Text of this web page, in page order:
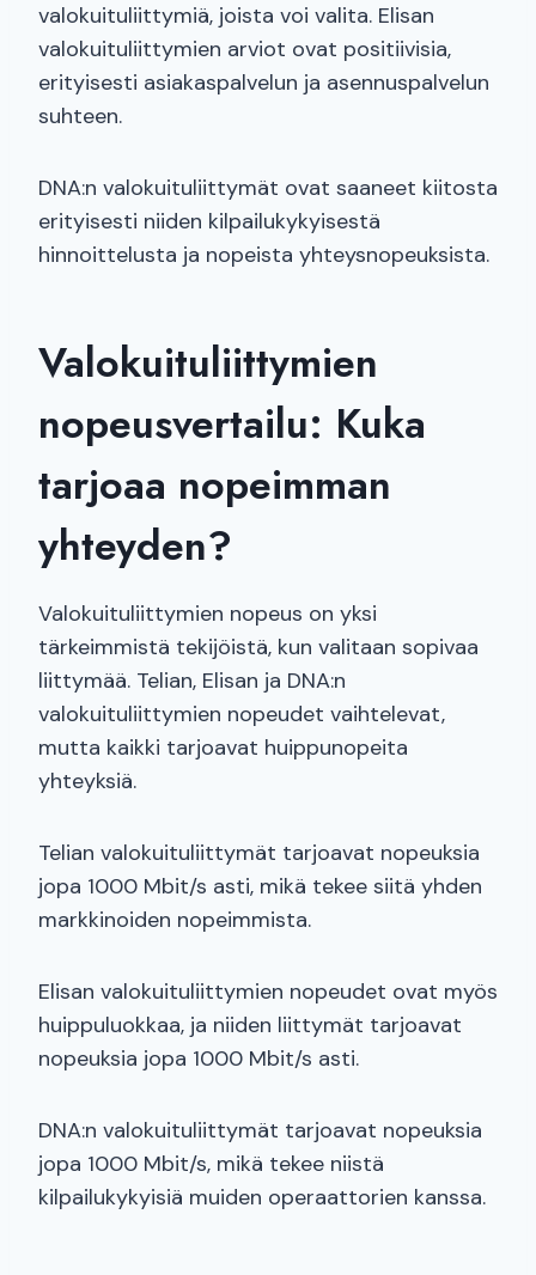
valokuituliittymiä, joista voi valita. Elisan
valokuituliittymien arviot ovat positiivisia,
erityisesti asiakaspalvelun ja asennuspalvelun
suhteen.
DNA:n valokuituliittymät ovat saaneet kiitosta
erityisesti niiden kilpailukykyisestä
hinnoittelusta ja nopeista yhteysnopeuksista.
Valokuituliittymien
nopeusvertailu: Kuka
tarjoaa nopeimman
yhteyden?
Valokuituliittymien nopeus on yksi
tärkeimmistä tekijöistä, kun valitaan sopivaa
liittymää. Telian, Elisan ja DNA:n
valokuituliittymien nopeudet vaihtelevat,
mutta kaikki tarjoavat huippunopeita
yhteyksiä.
Telian valokuituliittymät tarjoavat nopeuksia
jopa 1000 Mbit/s asti, mikä tekee siitä yhden
markkinoiden nopeimmista.
Elisan valokuituliittymien nopeudet ovat myös
huippuluokkaa, ja niiden liittymät tarjoavat
nopeuksia jopa 1000 Mbit/s asti.
DNA:n valokuituliittymät tarjoavat nopeuksia
jopa 1000 Mbit/s, mikä tekee niistä
kilpailukykyisiä muiden operaattorien kanssa.